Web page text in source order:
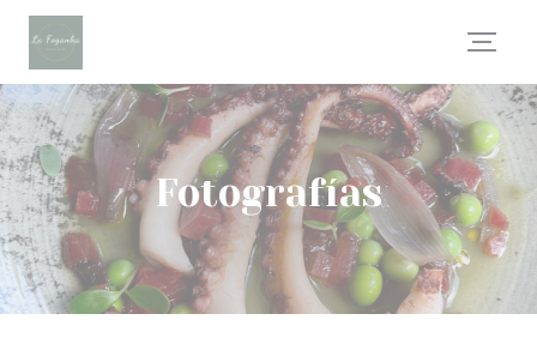
Personalización de sus opciones de cookies
Fotografías